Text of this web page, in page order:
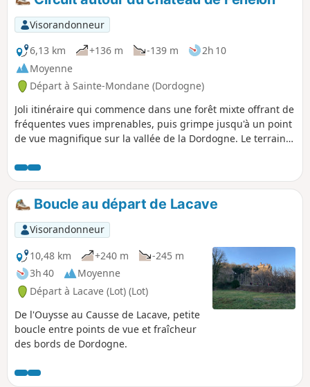
Visorandonneur
6,13 km
+136 m -139 m
2h 10
Moyenne
Départ à Sainte-Mondane (Dordogne)
Joli itinéraire qui commence dans une forêt mixte offrant de
fréquentes vues imprenables, puis grimpe jusqu'à un point
de vue magnifique sur la vallée de la Dordogne. Le terrain
mais raide, puis une montée raide juste avant le meilleur
point de vue. L'itinéraire emprunte principalement des
sentiers forestiers bien balisés et bien définis, avec
quelques tronçons sur des chemins de campagne très
tranquilles.
Boucle au départ de Lacave
Visorandonneur
10,48 km
+240 m
-245 m
3h 40
Moyenne
Départ à Lacave (Lot) (Lot)
De l'Ouysse au Causse de Lacave, petite
boucle entre points de vue et fraîcheur
des bords de Dordogne.